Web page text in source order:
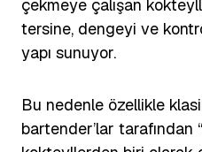
çekmeye çalışan
tersine, dengeyi ve
yapı sunuyor.
Bu nedenle özellikle
bartender’lar tarafından